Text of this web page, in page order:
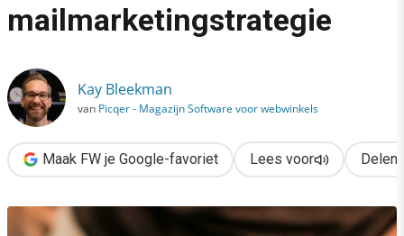
Drip campaigns als aanvulling op je e-mailmarketingstrategie
mailmarketingstrategie
Kay Bleekman
van Picqer - Magazijn Software voor webwinkels
Maak FW je Google-favoriet Lees voor Delen